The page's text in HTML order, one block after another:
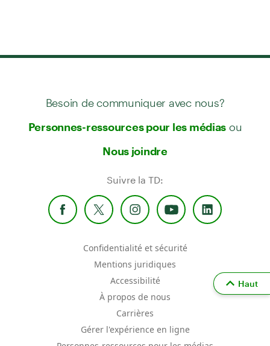
Besoin de communiquer avec nous?
Personnes-ressources pour les médias ou
Nous joindre
Suivre la TD:
Confidentialité et sécurité
Mentions juridiques
Accessibilité
À propos de nous
Carrières
Gérer l'expérience en ligne
Haut